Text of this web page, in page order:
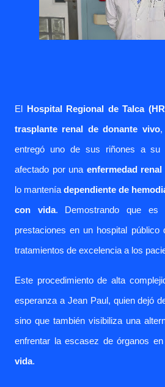
El Hospital Regional de Talca
trasplante renal de donante vivo,
entregó uno de sus riñones a su
afectado por una enfermedad
lo mantenía dependiente de hemodi
con vida. Demostrando que es
prestaciones en un hospital público
tratamientos de excelencia a los
Este procedimientode alta
esperanza a Jean Paul, quien dejó
sino que también visibiliza una
enfrentar la escasez de órganos en
vida.